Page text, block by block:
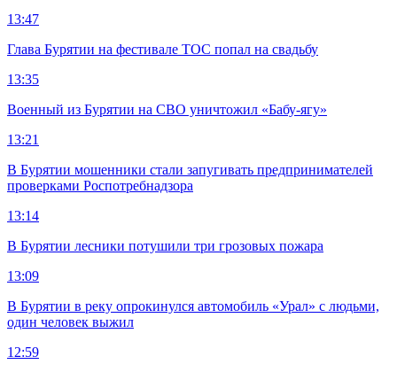
13:47
Глава Бурятии на фестивале ТОС попал на свадьбу
13:35
Военный из Бурятии на СВО уничтожил «Бабу-ягу»
13:21
В Бурятии мошенники стали запугивать предпринимателей
проверками Роспотребнадзора
13:14
В Бурятии лесники потушили три грозовых пожара
13:09
В Бурятии в реку опрокинулся автомобиль «Урал» с людьми,
один человек выжил
12:59